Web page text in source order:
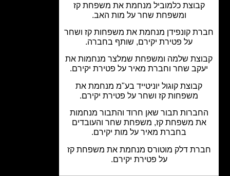
כלמוביל מנחמת את משפחת קז
ומשפחת שחר על מות האב.
קונפידן מנחמת את משפחות קז ושחר
על פטירת יקירם, שותף בחברה.
שלמה ומשפחת שמלצר מנחמות את
שחר וחברת מאיר על פטירת יקירם.
קבוצת קוגול יוניטייד בע"מ מנחמת את
משפחות קז ושחר על פטירת יקירם.
תבור שאן חרוד והתבור מנחמות
משפחת קז, משפחת שחר והעובדים
בחברת מאיר על מות יקירם.
דלק מוטורס מנחמת את משפחת קז
על פטירת יקירם.